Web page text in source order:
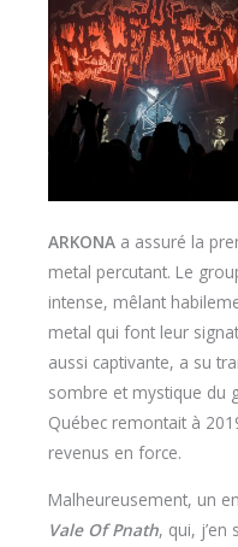
ARKONA a assuré la
metal percutant. Le
intense, mêlant
metal qui font leur
aussi captivante, a su
sombre et mystique du
Québec remontait à
revenus en force.
Malheureusement, un
Vale Of Pnath, qui, j’en